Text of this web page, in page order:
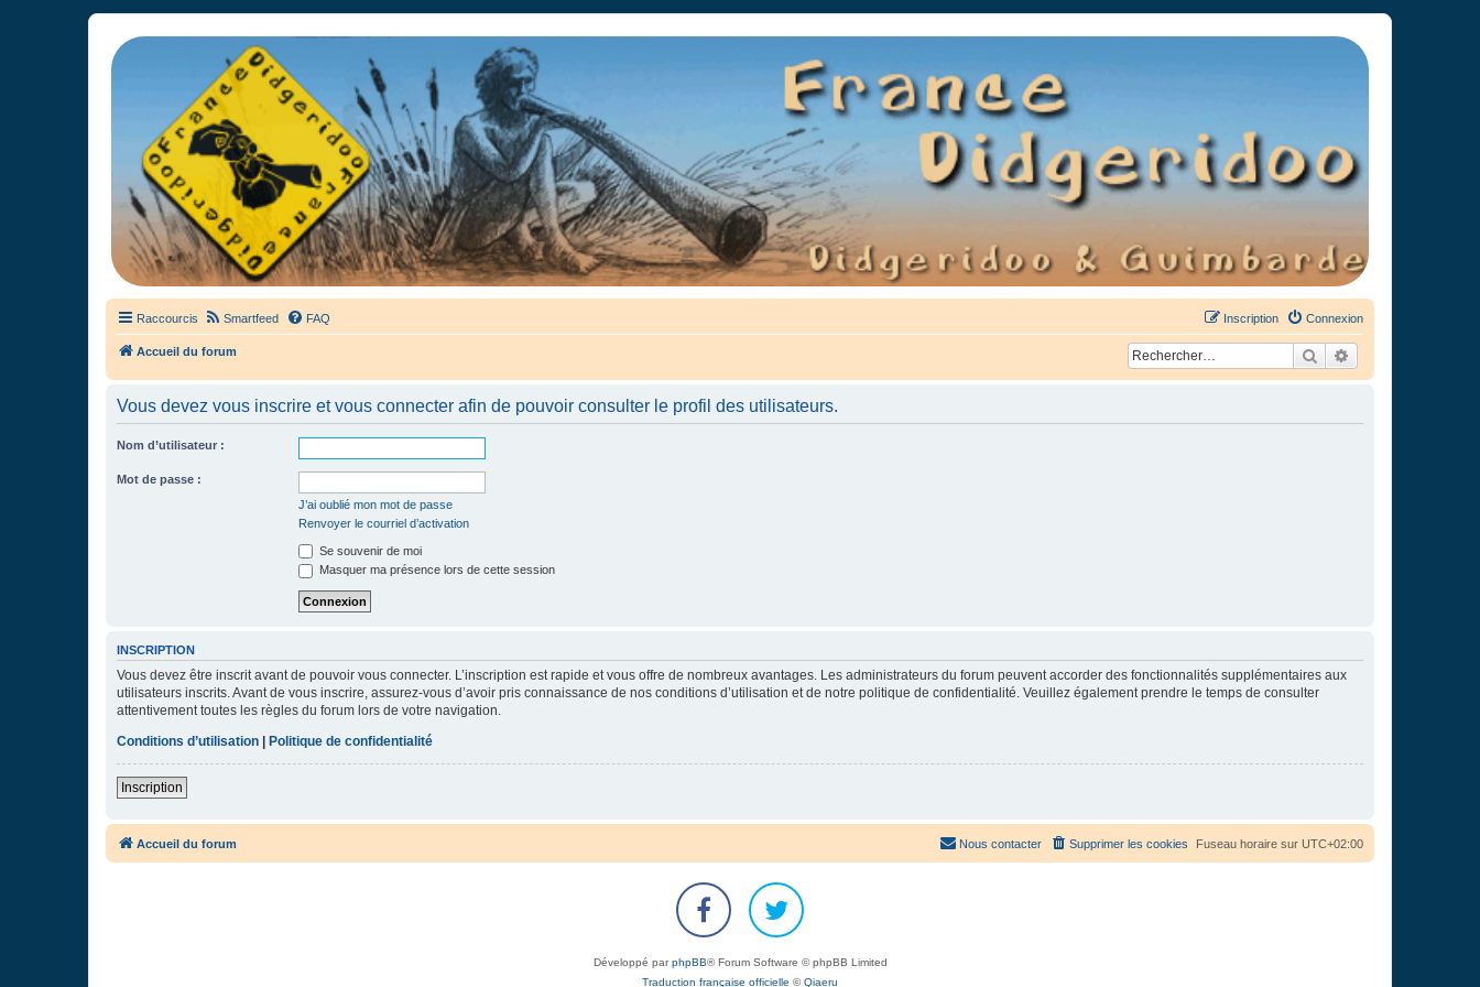
France Didgeridoo
Didgeridoo et Guimbarde sur France Didgeridoo - retrouvez la communauté.
Raccourcis Smartfeed FAQ Connexion
Inscription
Accueil du forum Rechercher
Vous devez vous inscrire et vous connecter afin de pouvoir consulter le profil des utilisateurs.
Nom d’utilisateur :
Mot de passe :
J’ai oublié mon mot de passe
Renvoyer le courriel d’activation
Se souvenir de moi
Masquer ma présence lors de cette session
INSCRIPTION
Vous devez être inscrit avant de pouvoir vous connecter. L’inscription est rapide et vous offre de nombreux avantages. Les administrateurs du forum peuvent accorder des fonctionnalités supplémentaires aux
utilisateurs inscrits. Avant de vous inscrire, assurez-vous d’avoir pris connaissance de nos conditions d’utilisation et de notre politique de confidentialité. Veuillez également prendre le temps de consulter
attentivement toutes les règles du forum lors de votre navigation.
Conditions d’utilisation
Politique de confidentialité
Inscription
Accueil du forum Fuseau horaire sur UTC+02:00
Supprimer les cookies
Nous contacter
Développé parphpBB® Forum Software © phpBB Limited
Traduction française officielle ©Qiaeru